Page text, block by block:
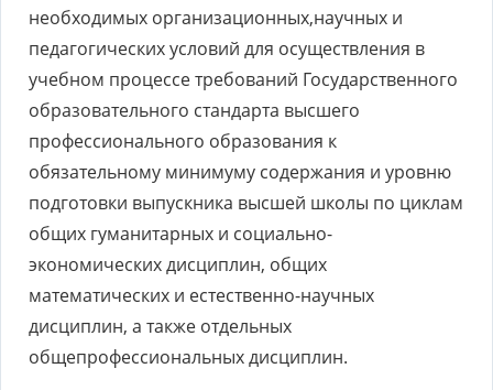
необходимых организационных,научных и
педагогических условий для осуществления в
учебном процессе требований Государственного
образовательного стандарта высшего
профессионального образования к
обязательному минимуму содержания и уровню
подготовки выпускника высшей школы по циклам
общих гуманитарных и социально-
экономических дисциплин, общих
математических и естественно-научных
дисциплин, а также отдельных
общепрофессиональных дисциплин.